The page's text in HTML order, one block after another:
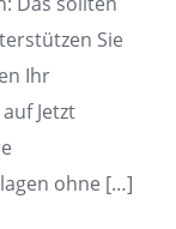
Sie
Ihr
Jetzt
ohne […]